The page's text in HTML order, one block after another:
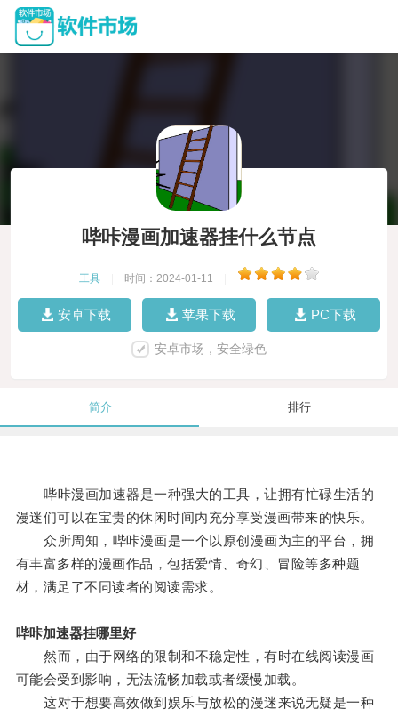
哔咔漫画加速器挂什么节点
工具 时间：2024-01-11
安卓下载 苹果下载 PC下载
安卓市场，安全绿色
简介 排行
哔咔漫画加速器是一种强大的工具，让拥有忙碌生活的
漫迷们可以在宝贵的休闲时间内充分享受漫画带来的快乐。
众所周知，哔咔漫画是一个以原创漫画为主的平台，拥
有丰富多样的漫画作品，包括爱情、奇幻、冒险等多种题
材，满足了不同读者的阅读需求。
哔咔加速器挂哪里好
然而，由于网络的限制和不稳定性，有时在线阅读漫画
可能会受到影响，无法流畅加载或者缓慢加载。
这对于想要高效做到娱乐与放松的漫迷来说无疑是一种